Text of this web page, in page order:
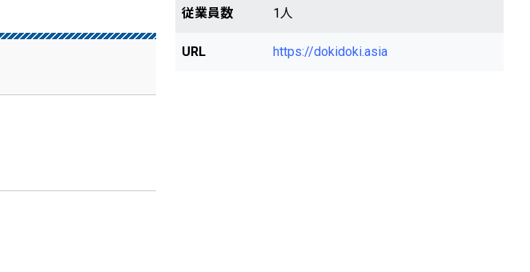
従業員数 1人
URL https://dokidoki.asia